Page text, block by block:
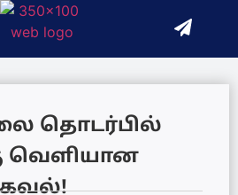
தொடர்பில்
வெளியான